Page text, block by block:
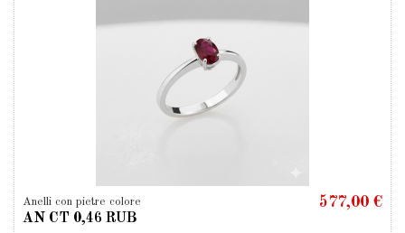
Anelli con pietre colore
AN CT 0,46 RUB
577,00 €